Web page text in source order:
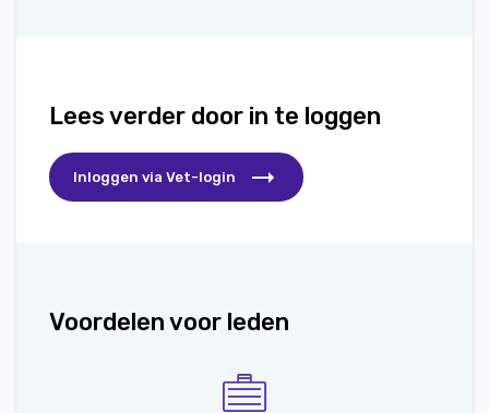
Lees verder door in te loggen
Inloggen via Vet-login
Voordelen voor leden